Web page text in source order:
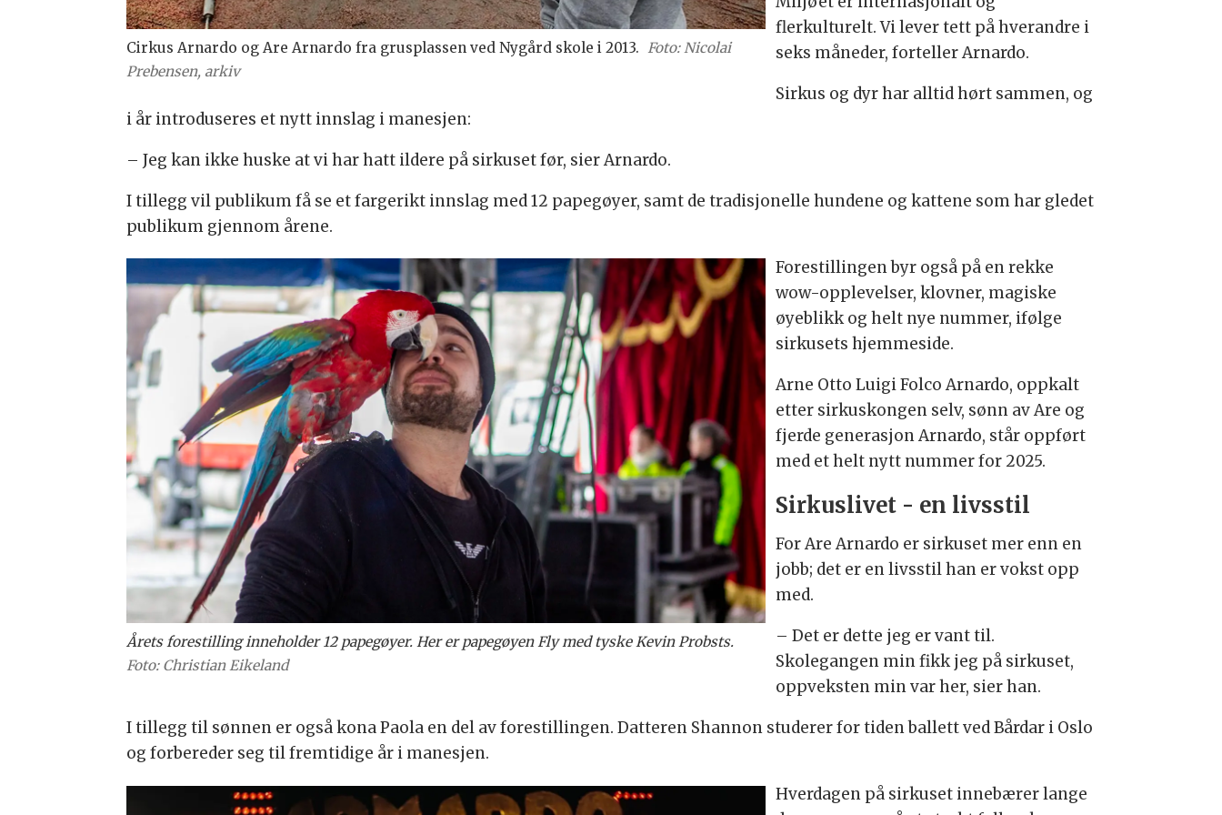
Cirkus Arnardo og Are Arnardo fra grusplassen ved Nygård skole i 2013. Foto: Nicolai
Prebensen, arkiv
flerkulturelt. Vi lever tett på hverandre i
seks måneder, forteller Arnardo.
Sirkus og dyr har alltid hørt sammen, og
i år introduseres et nytt innslag i manesjen:
– Jeg kan ikke huske at vi har hatt ildere på sirkuset før, sier Arnardo.
I tillegg vil publikum få se et fargerikt innslag med 12 papegøyer, samt de tradisjonelle hundene og kattene som har gledet
publikum gjennom årene.
Årets forestilling inneholder 12 papegøyer. Her er papegøyen Fly med tyske Kevin Probsts.
Foto: Christian Eikeland
Forestillingen byr også på en rekke
wow-opplevelser, klovner, magiske
øyeblikk og helt nye nummer, ifølge
sirkusets hjemmeside.
Arne Otto Luigi Folco Arnardo, oppkalt
etter sirkuskongen selv, sønn av Are og
fjerde generasjon Arnardo, står oppført
med et helt nytt nummer for 2025.
Sirkuslivet - en livsstil
For Are Arnardo er sirkuset mer enn en
jobb; det er en livsstil han er vokst opp
med.
– Det er dette jeg er vant til.
Skolegangen min fikk jeg på sirkuset,
oppveksten min var her, sier han.
I tillegg til sønnen er også kona Paola en del av forestillingen. Datteren Shannon studerer for tiden ballett ved Bårdar i Oslo
og forbereder seg til fremtidige år i manesjen.
Hverdagen på sirkuset innebærer lange